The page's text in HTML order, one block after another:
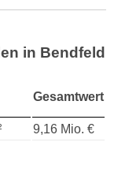
in Bendfeld
Gesamtwert
9,16 Mio. €